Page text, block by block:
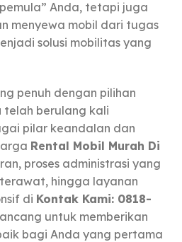
Anda, tetapi juga
menyewa mobil dari tugas
solusi mobilitas yang
penuh dengan pilihan
telah berulang kali
pilar keandalan dan
Rental Mobil Murah Di
proses administrasi yang
hingga layanan
di Kontak Kami: 0818-
untuk memberikan
bagi Anda yang pertama